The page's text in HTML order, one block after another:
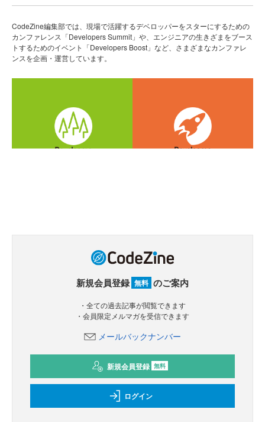
CodeZine編集部では、現場で活躍するデベロッパーをスターにするための
カンファレンス「Developers Summit」や、エンジニアの生きざまをブース
トするためのイベント「Developers Boost」など、さまざまなカンファレ
ンスを企画・運営しています。
新規会員登録 無料 のご案内
・全ての過去記事が閲覧できます
・会員限定メルマガを受信できます
メールバックナンバー
新規会員登録 無料
ログイン